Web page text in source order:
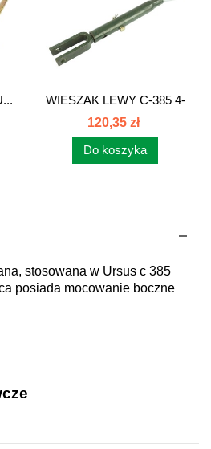
WIESZAK LEWY C-385 4-
CYL 86450989
120,35 zł
Do koszyka
stosowana w Ursus c 385
posiada mocowanie boczne